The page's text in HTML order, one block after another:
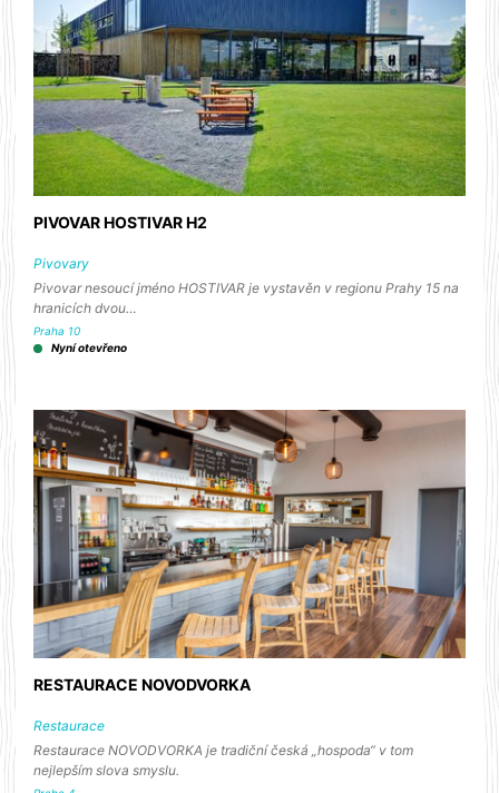
PIVOVAR HOSTIVAR H2
Pivovary
Pivovar nesoucí jméno HOSTIVAR je vystavěn v regionu Prahy 15 na
hranicích dvou…
Praha 10
Nyní otevřeno
RESTAURACE NOVODVORKA
Restaurace
Restaurace NOVODVORKA je tradiční česká „hospoda“ v tom
nejlepším slova smyslu.